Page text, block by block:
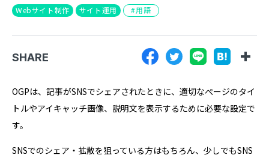
利用規約
特定商取引法に基づく表記
プライバシーポリシー
運営会社
Webサイト制作 サイト運用 用語
SHARE
OGPは、記事がSNSでシェアされたときに、適切なぺージのタイ
トルやアイキャッチ画像、説明文を表示するために必要な設定で
す。
SNSでのシェア・拡散を狙っている方はもちろん、少しでもSNS